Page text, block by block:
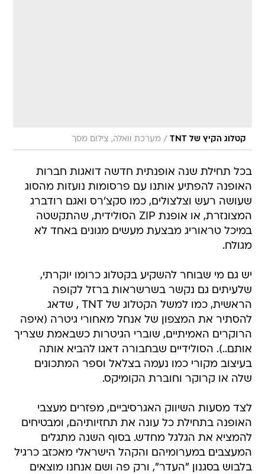
קטלוג הקיץ של TNT / מערכת וואלה, צילום מסך
בכל תחילת שנה אופנתית חדשה דואגות חברות
האופנה להפתיע אותנו עם פרסומות נועזות מהסוג
שעושה רעש וצלצולים, כמו סקצ'רס ואגם רודברג
המצונזרת, או אופנת ZIP הסולידית, שהתקשטה
במיכל טראוריג מבצעת מעשים מגונים באחד לא
מגולח.
יש גם מי שבוחר להשקיע בקטלוג כרומו יוקרתי,
שלעיתים גם נקשר בשרשראות ברזל לקופה
הראשית, כמו למשל הקטלוג של TNT , שדאג
להסתיר את המצפון של אנחל מאחורי גיטרה (איפה
הרוקרים האמיתיים, שוברי הגיטרות כשבאמת שצריך
אותם..). הסולידיים שבחבורה דאגו להביא אותה
בעיצוב מקורי כמו נעמה בצלאל וספר המתכונים
שלה או קרוקר וחוברת הקומיקס.
לצד מסעות השיווק האגרסיביים, מפזרים מעצבי
האופנה בתחילת כל עונה את תחזיותיהם, ומבטיחים
להמציא את הגלגל מחדש. בסוף השנה מתגלים
המעצבים במערומיהם והקהל הישראלי מאכזב כרגיל
בלבוש בסגנון "העדר", ורק פה ושם אנחנו מוצאים